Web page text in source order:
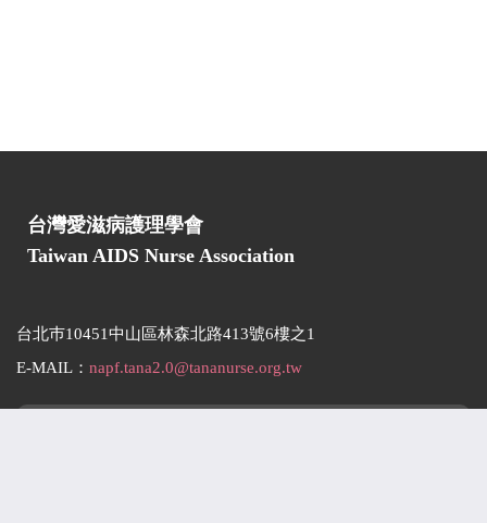
台灣愛滋病護理學會
Taiwan AIDS Nurse Association
台北巿10451中山區林森北路413號6樓之1
E-MAIL： napf.tana2.0@tananurse.org.tw